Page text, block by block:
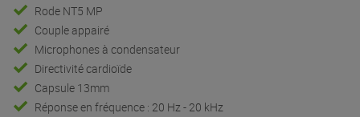
Rode NT5 MP
Couple appairé
Microphones à condensateur
Directivité cardioïde
Capsule 13mm
Réponse en fréquence : 20 Hz - 20 kHz